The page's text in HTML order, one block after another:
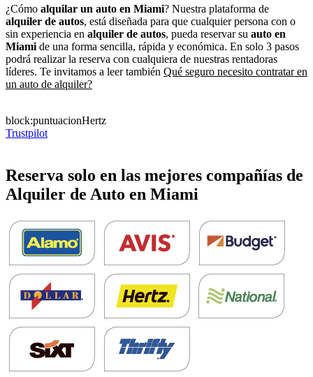
¿Cómo alquilar un auto en Miami? Nuestra plataforma de
alquiler de autos, está diseñada para que cualquier persona con o
sin experiencia en alquiler de autos, pueda reservar su auto en
Miami de una forma sencilla, rápida y económica. En solo 3 pasos
podrá realizar la reserva con cualquiera de nuestras rentadoras
líderes. Te invitamos a leer también Qué seguro necesito contratar en
un auto de alquiler?
block:puntuacionHertz
Trustpilot
Reserva solo en las mejores compañías de
Alquiler de Auto en Miami